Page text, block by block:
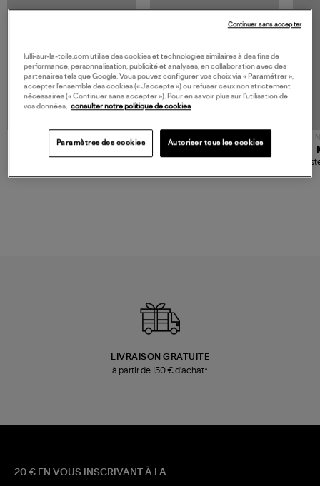
480,00 €
NOUVELLE COLLECTION
189,00 €
LIVRAISON GRATUITE
à partir de 150 € d'achat*
20 € EN VOUS INSCRIVANT À LA
lulli-sur-la-toile.com utilise des cookies et technologies similaires à des fins de
performance, personnalisation, publicité et analyses, en collaboration avec des
partenaires tels que Google. Vous pouvez configurer vos choix via « Paramétrer »,
accepter l’ensemble des cookies (« J’accepte ») ou refuser ceux non strictement
nécessaires (« Continuer sans accepter »). Pour en savoir plus sur l’utilisation de
vos données, consulter notre politique de cookies
Paramètres des cookies Autoriser tous les cookies
Continuer sans accepter